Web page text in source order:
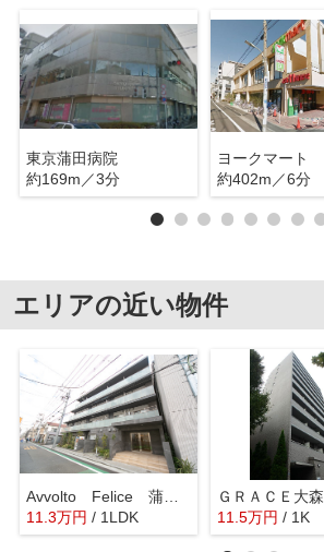
東京蒲田病院
約169m／3分
ヨークマート
約402m／6分
エリアの近い物件
Avvolto Felice 蒲田South
11.3万円 / 1LDK
ＧＲＡＣＥ大森
11.5万円 / 1K